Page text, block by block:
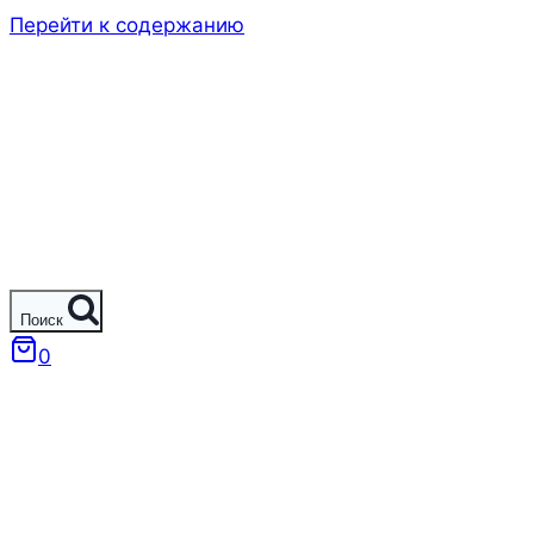
Перейти к содержанию
Поиск
0